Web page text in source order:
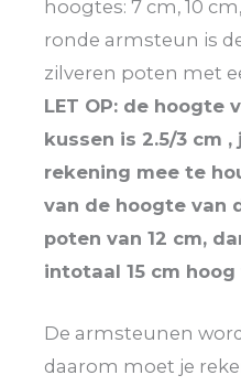
hoogtes: 7 cm, 10
ronde armsteun is
zilveren poten met
LET OP: de hoogte
kussen is 2.5/3 cm
rekening mee te
van de hoogte van
poten van 12 cm,
intotaal 15 cm hoog
De armsteunen
daarom moet je